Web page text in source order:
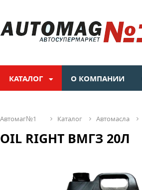
КАТАЛОГ О КОМПАНИИ
автомаг№1 каталог автомасла
OIL RIGHT ВМГЗ 20Л